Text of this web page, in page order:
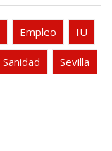
Empleo IU
Sanidad Sevilla